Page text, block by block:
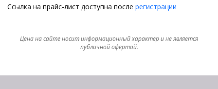
Ссылка на прайс-лист доступна после регистрации
Цена на сайте носит информационный характер и не является
публичной офертой.